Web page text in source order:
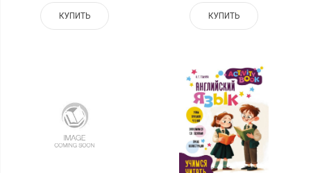
КУПИТЬ КУПИТЬ